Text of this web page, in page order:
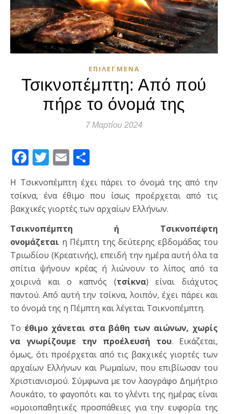
ΕΠΙΛΕΓΜΈΝΑ
Τσικνοπέμπτη: Από πού
πήρε το όνομά της
7 Μαρτίου 2024
Facebook
Twitter
Email
Η Τσικνοπέμπτη έχει πάρει το όνομά της από την
τσίκνα, ένα έθιμο που ίσως προέρχεται από τις
βακχικές γιορτές των αρχαίων Ελλήνων.
Τσικνοπέμπτη ή Τσικνοπέφτη
ονομάζεται η Πέμπτη της δεύτερης εβδομάδας του
Τριωδίου (Κρεατινής), επειδή την ημέρα αυτή όλα τα
σπίτια ψήνουν κρέας ή λιώνουν το λίπος από τα
χοιρινά και ο καπνός (τσίκνα) είναι διάχυτος
παντού. Από αυτή την τσίκνα, λοιπόν, έχει πάρει και
το όνομά της η Πέμπτη και λέγεται Τσικνοπέμπτη.
Το έθιμο χάνεται στα βάθη των αιώνων, χωρίς
να γνωρίζουμε την προέλευσή του. Εικάζεται,
όμως, ότι προέρχεται από τις βακχικές γιορτές των
αρχαίων Ελλήνων και Ρωμαίων, που επιβίωσαν του
Χριστιανισμού. Σύμφωνα με τον λαογράφο Δημήτριο
Λουκάτο, το φαγοπότι και το γλέντι της ημέρας είναι
«ομοιοπαθητικές προσπάθειες για την ευφορία της